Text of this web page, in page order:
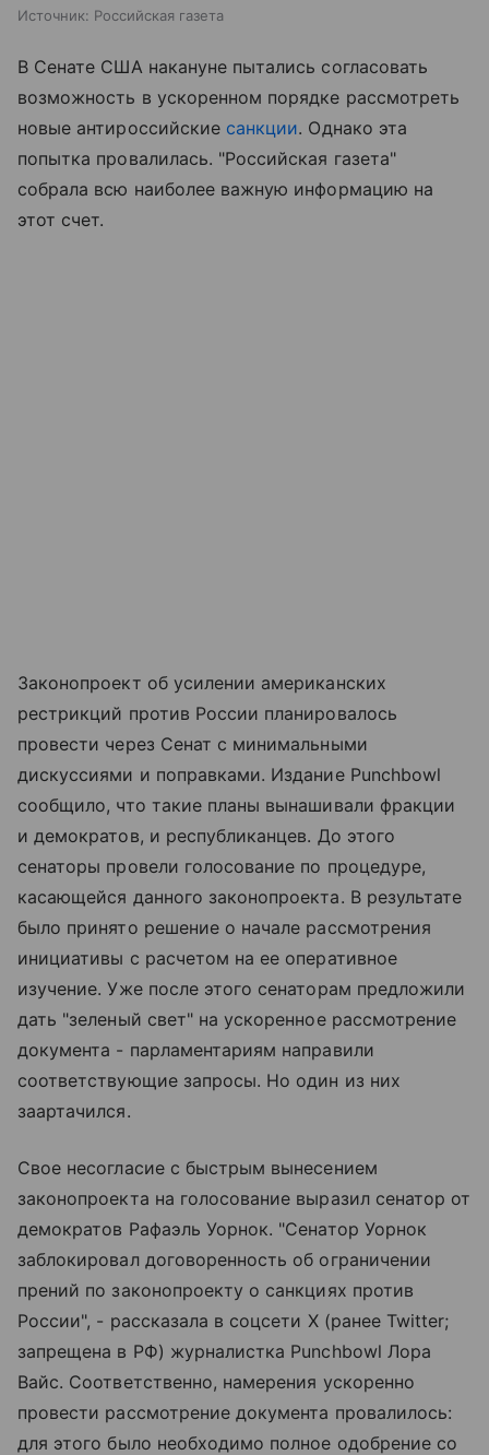
Источник: Российская газета
В Сенате США накануне пытались согласовать
возможность в ускоренном порядке рассмотреть
новые антироссийские санкции. Однако эта
попытка провалилась. "Российская газета"
собрала всю наиболее важную информацию на
этот счет.
Законопроект об усилении американских
рестрикций против России планировалось
провести через Сенат с минимальными
дискуссиями и поправками. Издание Punchbowl
сообщило, что такие планы вынашивали фракции
и демократов, и республиканцев. До этого
сенаторы провели голосование по процедуре,
касающейся данного законопроекта. В результате
было принято решение о начале рассмотрения
инициативы с расчетом на ее оперативное
изучение. Уже после этого сенаторам предложили
дать "зеленый свет" на ускоренное рассмотрение
документа - парламентариям направили
соответствующие запросы. Но один из них
заартачился.
Свое несогласие с быстрым вынесением
законопроекта на голосование выразил сенатор от
демократов Рафаэль Уорнок. "Сенатор Уорнок
заблокировал договоренность об ограничении
прений по законопроекту о санкциях против
России", - рассказала в соцсети X (ранее Twitter;
запрещена в РФ) журналистка Punchbowl Лора
Вайс. Соответственно, намерения ускоренно
провести рассмотрение документа провалилось:
для этого было необходимо полное одобрение со